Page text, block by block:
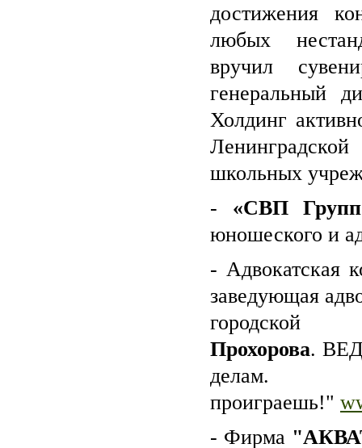
достижения
любых
вручил
генеральный
Холдинг
школьных
- «СВП
юношеского и
- Адвокатская
заведующая
Прохорова.
проиграешь!"
- Фирма